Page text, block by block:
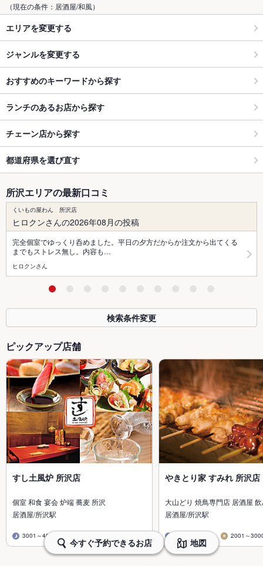
（現在の条件：居酒屋/和風）
エリアを変更する
ジャンルを変更する
おすすめのキーワードから探す
ランチのあるお店から探す
チェーン店から探す
都道府県を選び直す
所沢エリアの最新口コミ
くいもの屋わん 所沢店
ヒロクンさんの2026年08月の投稿
完全個室でゆっくり呑めました。平日の夕方だからか注文から出てくる
までもストレス無し。内容も…
ヒロクンさん
検索条件変更
ピックアップ店舗
すし土風炉 所沢店
個室 和食 宴会 炉端 蕎麦 所沢
居酒屋/所沢駅
3001～4000円
やきとり家 すみれ 所沢店
大山どり 焼鳥専門店 居酒屋
居酒屋/所沢駅
3001～4000円 2001～
今すぐ予約できるお店 地図